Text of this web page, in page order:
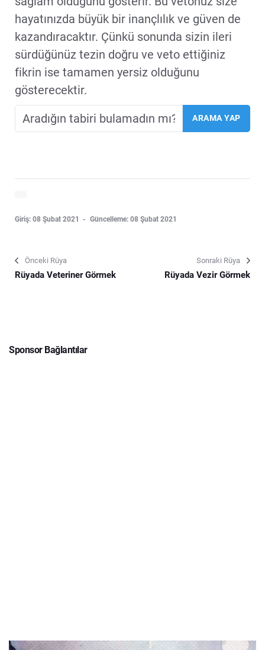
hayatınızda büyük bir inançlılık ve güven de
kazandıracaktır. Çünkü sonunda sizin ileri
sürdüğünüz tezin doğru ve veto ettiğiniz
fikrin ise tamamen yersiz olduğunu
gösterecektir.
Giriş: 08 Şubat 2021 Güncelleme: 08 Şubat 2021
Önceki Rüya
Rüyada Veteriner Görmek
Sonraki Rüya
Rüyada Vezir Görmek
Sponsor Bağlantılar